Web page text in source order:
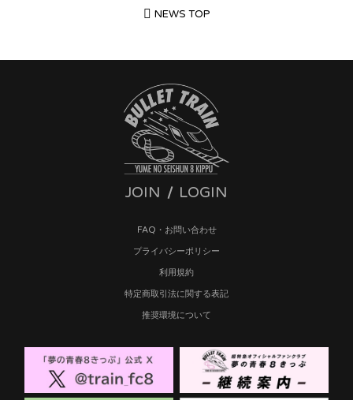
NEWS TOP
JOIN LOGIN
FAQ・お問い合わせ
プライバシーポリシー
利用規約
特定商取引法に関する表記
推奨環境について